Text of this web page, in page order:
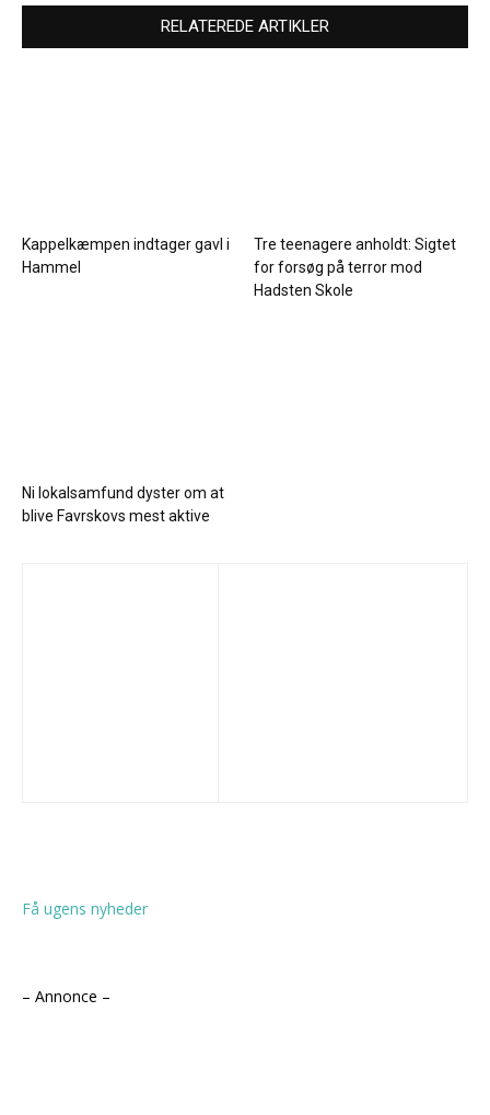
RELATEREDE ARTIKLER
Kappelkæmpen indtager gavl i
Hammel
Tre teenagere anholdt: Sigtet
for forsøg på terror mod
Hadsten Skole
Ni lokalsamfund dyster om at
blive Favrskovs mest aktive
Få ugens nyheder
– Annonce –